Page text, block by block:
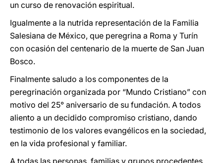
un curso de renovación espiritual.
Igualmente a la nutrida representación de la Familia
Salesiana de México, que peregrina a Roma y Turín
con ocasión del centenario de la muerte de San Juan
Bosco.
Finalmente saludo a los componentes de la
peregrinación organizada por “Mundo Cristiano” con
motivo del 25° aniversario de su fundación. A todos
aliento a un decidido compromiso cristiano, dando
testimonio de los valores evangélicos en la sociedad,
en la vida profesional y familiar.
A todas las personas, familias y grupos procedentes